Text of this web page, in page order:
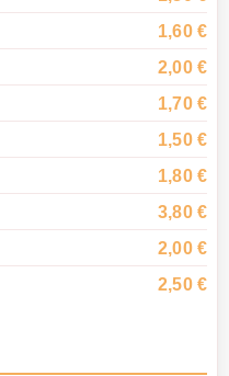
1,60 €
2,00 €
1,70 €
1,50 €
1,80 €
3,80 €
2,00 €
2,50 €